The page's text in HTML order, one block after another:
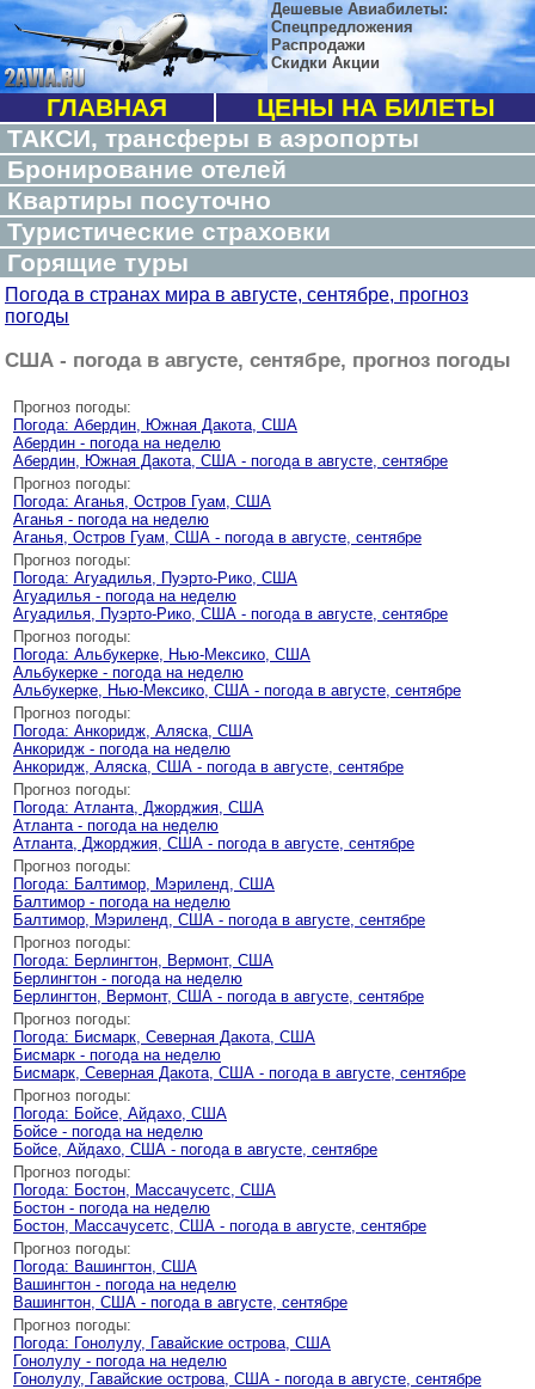
Дешевые Авиабилеты:
Спецпредложения
Распродажи
Скидки Акции
ГЛАВНАЯ
ЦЕНЫ НА БИЛЕТЫ
ТАКСИ, трансферы в аэропорты
Бронирование отелей
Квартиры посуточно
Туристические страховки
Горящие туры
Погода в странах мира в августе, сентябре, прогноз
погоды
США - погода в августе, сентябре, прогноз погоды
Прогноз погоды:
Погода: Абердин, Южная Дакота, США
Абердин - погода на неделю
Абердин, Южная Дакота, США - погода в августе, сентябре
Прогноз погоды:
Погода: Аганья, Остров Гуам, США
Аганья - погода на неделю
Аганья, Остров Гуам, США - погода в августе, сентябре
Прогноз погоды:
Погода: Агуадилья, Пуэрто-Рико, США
Агуадилья - погода на неделю
Агуадилья, Пуэрто-Рико, США - погода в августе, сентябре
Прогноз погоды:
Погода: Альбукерке, Нью-Мексико, США
Альбукерке - погода на неделю
Альбукерке, Нью-Мексико, США - погода в августе, сентябре
Прогноз погоды:
Погода: Анкоридж, Аляска, США
Анкоридж - погода на неделю
Анкоридж, Аляска, США - погода в августе, сентябре
Прогноз погоды:
Погода: Атланта, Джорджия, США
Атланта - погода на неделю
Атланта, Джорджия, США - погода в августе, сентябре
Прогноз погоды:
Погода: Балтимор, Мэриленд, США
Балтимор - погода на неделю
Балтимор, Мэриленд, США - погода в августе, сентябре
Прогноз погоды:
Погода: Берлингтон, Вермонт, США
Берлингтон - погода на неделю
Берлингтон, Вермонт, США - погода в августе, сентябре
Прогноз погоды:
Погода: Бисмарк, Северная Дакота, США
Бисмарк - погода на неделю
Бисмарк, Северная Дакота, США - погода в августе, сентябре
Прогноз погоды:
Погода: Бойсе, Айдахо, США
Бойсе - погода на неделю
Бойсе, Айдахо, США - погода в августе, сентябре
Прогноз погоды:
Погода: Бостон, Массачусетс, США
Бостон - погода на неделю
Бостон, Массачусетс, США - погода в августе, сентябре
Прогноз погоды:
Погода: Вашингтон, США
Вашингтон - погода на неделю
Вашингтон, США - погода в августе, сентябре
Прогноз погоды:
Погода: Гонолулу, Гавайские острова, США
Гонолулу - погода на неделю
Гонолулу, Гавайские острова, США - погода в августе, сентябре